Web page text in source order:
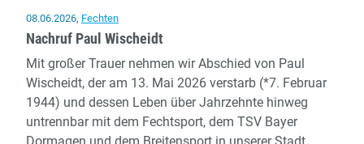
08.06.2026, Fechten
Nachruf Paul Wischeidt
Mit großer Trauer nehmen wir Abschied von Paul
Wischeidt, der am 13. Mai 2026 verstarb (*7. Februar
1944) und dessen Leben über Jahrzehnte hinweg
untrennbar mit dem Fechtsport, dem TSV Bayer